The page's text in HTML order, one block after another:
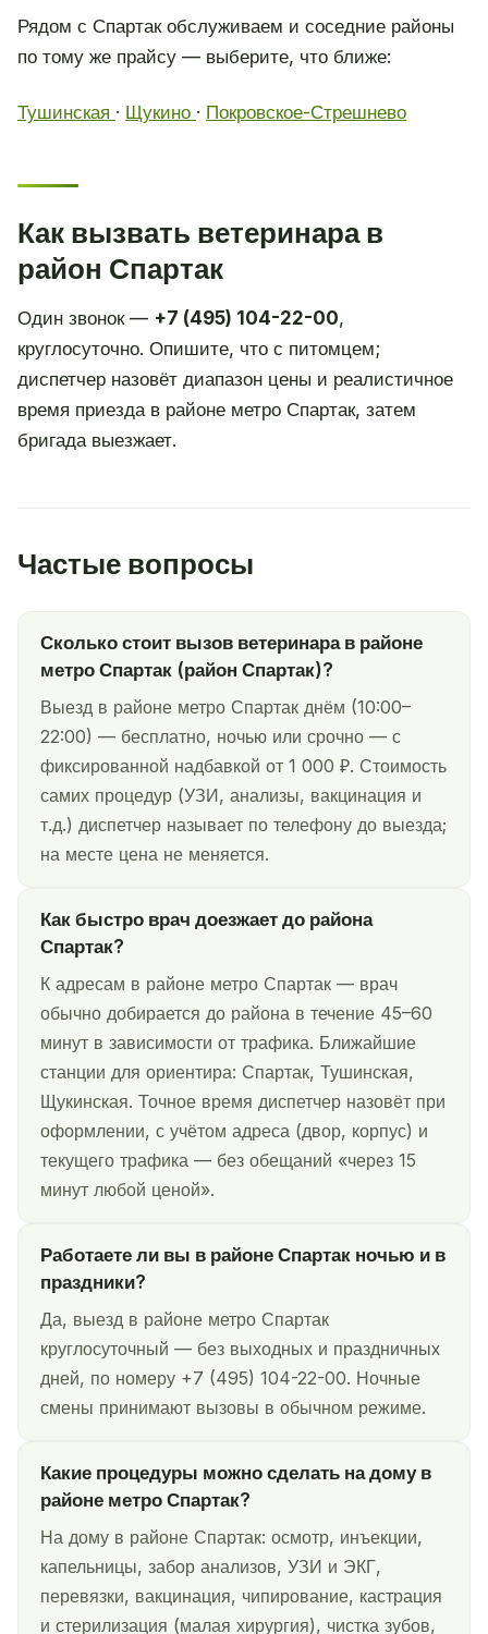
Рядом с Спартак обслуживаем и соседние районы
по тому же прайсу — выберите, что ближе:
Тушинская · Щукино · Покровское-Стрешнево
Как вызвать ветеринара в
район Спартак
Один звонок — +7 (495) 104-22-00,
круглосуточно. Опишите, что с питомцем;
диспетчер назовёт диапазон цены и реалистичное
время приезда в районе метро Спартак, затем
бригада выезжает.
Частые вопросы
Сколько стоит вызов ветеринара в районе
метро Спартак (район Спартак)?
Выезд в районе метро Спартак днём (10:00–
22:00) — бесплатно, ночью или срочно — с
фиксированной надбавкой от 1 000 ₽. Стоимость
самих процедур (УЗИ, анализы, вакцинация и
т.д.) диспетчер называет по телефону до выезда;
на месте цена не меняется.
Как быстро врач доезжает до района
Спартак?
К адресам в районе метро Спартак — врач
обычно добирается до района в течение 45–60
минут в зависимости от трафика. Ближайшие
станции для ориентира: Спартак, Тушинская,
Щукинская. Точное время диспетчер назовёт при
оформлении, с учётом адреса (двор, корпус) и
текущего трафика — без обещаний «через 15
минут любой ценой».
Работаете ли вы в районе Спартак ночью и в
праздники?
Да, выезд в районе метро Спартак
круглосуточный — без выходных и праздничных
дней, по номеру +7 (495) 104-22-00. Ночные
смены принимают вызовы в обычном режиме.
Какие процедуры можно сделать на дому в
районе метро Спартак?
На дому в районе Спартак: осмотр, инъекции,
капельницы, забор анализов, УЗИ и ЭКГ,
перевязки, вакцинация, чипирование, кастрация
и стерилизация (малая хирургия), чистка зубов,